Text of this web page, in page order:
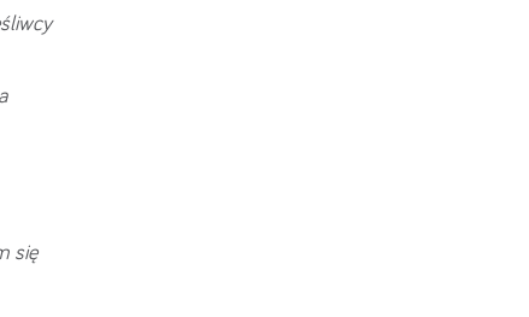
się